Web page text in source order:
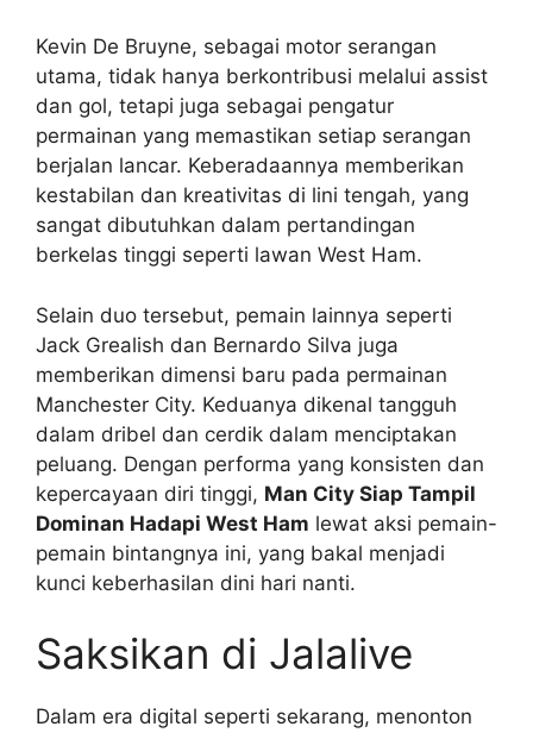
Kevin De Bruyne, sebagai motor serangan
utama, tidak hanya berkontribusi melalui assist
dan gol, tetapi juga sebagai pengatur
permainan yang memastikan setiap serangan
berjalan lancar. Keberadaannya memberikan
kestabilan dan kreativitas di lini tengah, yang
sangat dibutuhkan dalam pertandingan
berkelas tinggi seperti lawan West Ham.
Selain duo tersebut, pemain lainnya seperti
Jack Grealish dan Bernardo Silva juga
memberikan dimensi baru pada permainan
Manchester City. Keduanya dikenal tangguh
dalam dribel dan cerdik dalam menciptakan
peluang. Dengan performa yang konsisten dan
kepercayaan diri tinggi, Man City Siap Tampil
Dominan Hadapi West Ham lewat aksi pemain-
pemain bintangnya ini, yang bakal menjadi
kunci keberhasilan dini hari nanti.
Saksikan di Jalalive
Dalam era digital seperti sekarang, menonton